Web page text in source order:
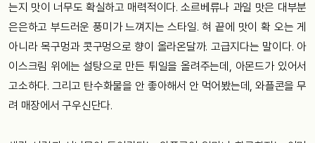
는지 맛이 너무도 확실하고 매력적이다. 소르베류나 과일 맛은 대부분
은은하고 부드러운 풍미가 느껴지는 스타일. 혀 끝에 맛이 확 오는 게
아니라 목구멍과 콧구멍으로 향이 올라온달까. 고급지다는 말이다. 아
이스크림 위에는 설탕으로 만든 튀일을 올려주는데, 아몬드가 있어서
고소하다. 그리고 탄수화물을 안 좋아해서 안 먹어봤는데, 와플콘을 무
려 매장에서 구우신단다.